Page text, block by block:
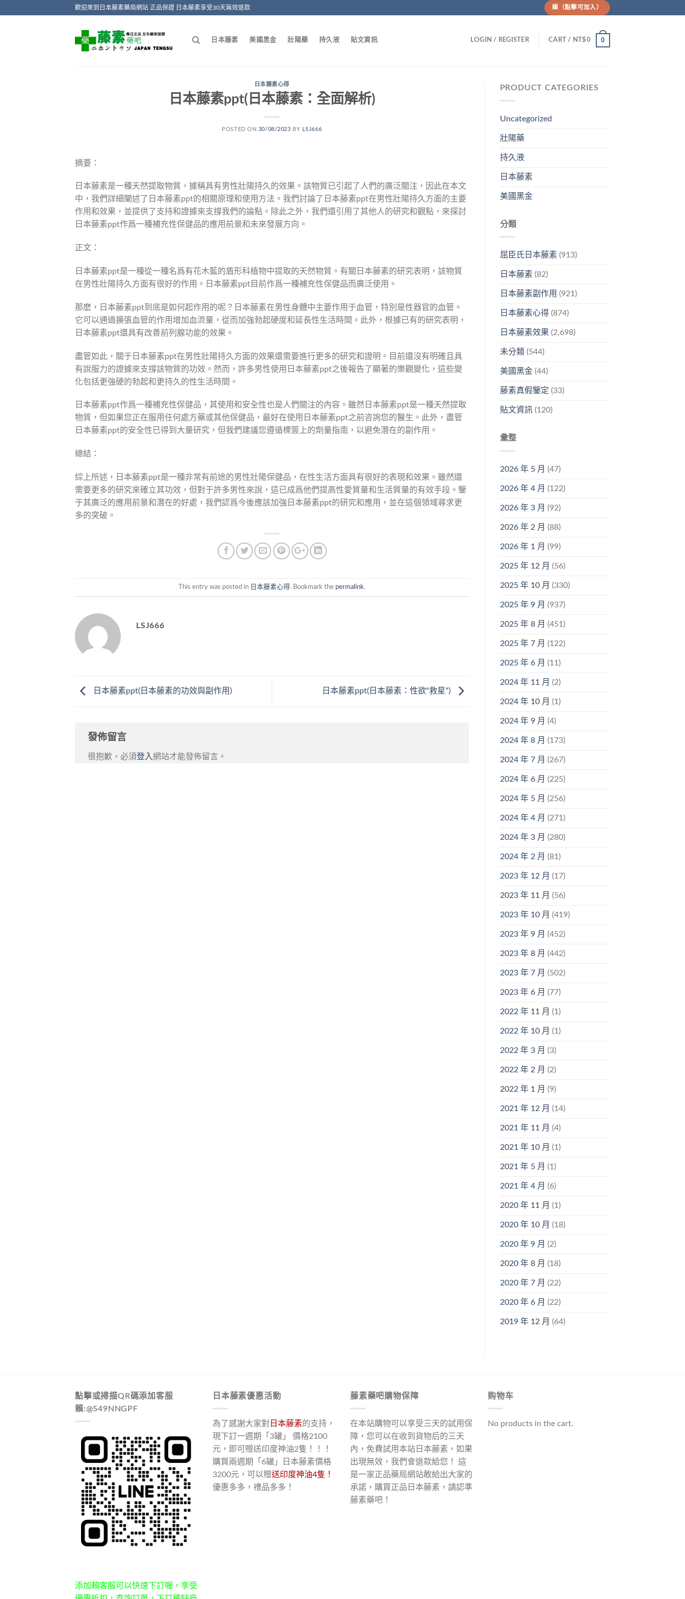
歡迎來到日本藤素藥局網站 正品保證 日本藤素享受30天無效退款 賴（點擊可加入）
日本藤素 美國黑金 壯陽藥 持久液 貼文資訊 LOGIN / REGISTER CART / NT$0 0
日本藤素心得
日本藤素ppt(日本藤素：全面解析)
POSTED ON 30/08/2023 BY LSJ666
摘要：
日本藤素是一種天然提取物質，據稱具有男性壯陽持久的效果。該物質已引起了人們的廣泛關注，因此在本文
中，我們詳細闡述了日本藤素ppt的相關原理和使用方法。我們討論了日本藤素ppt在男性壯陽持久方面的主要
作用和效果，並提供了支持和證據來支撐我們的論點。除此之外，我們還引用了其他人的研究和觀點，來探討
日本藤素ppt作爲一種補充性保健品的應用前景和未來發展方向。
正文：
日本藤素ppt是一種從一種名爲有花木藍的盾形科植物中提取的天然物質。有關日本藤素的研究表明，該物質
在男性壯陽持久方面有很好的作用。日本藤素ppt目前作爲一種補充性保健品而廣泛使用。
那麽，日本藤素ppt到底是如何起作用的呢？日本藤素在男性身體中主要作用于血管，特別是性器官的血管。
它可以通過擴張血管的作用增加血流量，從而加強勃起硬度和延長性生活時間。此外，根據已有的研究表明，
日本藤素ppt還具有改善前列腺功能的效果。
盡管如此，關于日本藤素ppt在男性壯陽持久方面的效果還需要進行更多的研究和證明。目前還沒有明確且具
有說服力的證據來支撐該物質的功效。然而，許多男性使用日本藤素ppt之後報告了顯著的樂觀變化，這些變
化包括更強硬的勃起和更持久的性生活時間。
日本藤素ppt作爲一種補充性保健品，其使用和安全性也是人們關注的內容。雖然日本藤素ppt是一種天然提取
物質，但如果您正在服用任何處方藥或其他保健品，最好在使用日本藤素ppt之前咨詢您的醫生。此外，盡管
日本藤素ppt的安全性已得到大量研究，但我們建議您遵循標簽上的劑量指南，以避免潛在的副作用。
總結：
綜上所述，日本藤素ppt是一種非常有前途的男性壯陽保健品，在性生活方面具有很好的表現和效果。雖然還
需要更多的研究來確立其功效，但對于許多男性來說，這已成爲他們提高性愛質量和生活質量的有效手段。鑒
于其廣泛的應用前景和潛在的好處，我們認爲今後應該加強日本藤素ppt的研究和應用，並在這個領域尋求更
多的突破。
This entry was posted in 日本藤素心得. Bookmark the permalink.
LSJ666
日本藤素ppt(日本藤素的功效與副作用) 日本藤素ppt(日本藤素：性欲“救星”)
發佈留言
很抱歉，必須登入網站才能發佈留言。
PRODUCT CATEGORIES
Uncategorized
壯陽藥
持久液
日本藤素
美國黑金
分類
屈臣氏日本藤素(913)
日本藤素(82)
日本藤素副作用 (921)
日本藤素心得(874)
日本藤素效果 (2,698)
未分類 (544)
美國黑金(44)
藤素真假鑒定 (33)
貼文資訊(120)
彙整
2026 年 5 月 (47)
2026 年 4 月 (122)
2026 年 3 月 (92)
2026 年 2 月 (88)
2026 年 1 月 (99)
2025 年 12 月 (56)
2025 年 10 月 (330)
2025 年 9 月 (937)
2025 年 8 月 (451)
2025 年 7 月 (122)
2025 年 6 月 (11)
2024 年 11 月 (2)
2024 年 10 月 (1)
2024 年 9 月 (4)
2024 年 8 月 (173)
2024 年 7 月 (267)
2024 年 6 月 (225)
2024 年 5 月 (256)
2024 年 4 月 (271)
2024 年 3 月 (280)
2024 年 2 月 (81)
2023 年 12 月 (17)
2023 年 11 月 (56)
2023 年 10 月 (419)
2023 年 9 月 (452)
2023 年 8 月 (442)
2023 年 7 月 (502)
2023 年 6 月 (77)
2022 年 11 月 (1)
2022 年 10 月 (1)
2022 年 3 月 (3)
2022 年 2 月 (2)
2022 年 1 月 (9)
2021 年 12 月 (14)
2021 年 11 月 (4)
2021 年 10 月 (1)
2021 年 5 月 (1)
2021 年 4 月 (6)
2020 年 11 月 (1)
2020 年 10 月 (18)
2020 年 9 月 (2)
2020 年 8 月 (18)
2020 年 7 月 (22)
2020 年 6 月 (22)
2019 年 12 月 (64)
點擊或掃描QR碼添加客服
賴:@549NNGPF
添加賴客服可以快速下訂喔，享受
日本藤素優惠活動
為了感謝大家對 日本藤素的支持，
現下訂一週期「3罐」 價格2100
元，即可贈送印度神油2隻！！！
購買兩週期「6罐」日本藤素價格
3200元，可以贈送印度神油4隻！
優惠多多，禮品多多！
藤素藥吧購物保障
在本站購物可以享受三天的試用保
障，您可以在收到貨物后的三天
內，免費試用本站日本藤素，如果
出現無效，我們會退款給您！ 這
是一家正品藥局網站敢給出大家的
承諾，購買正品日本藤素，請認準
藤素藥吧！
购物车
No products in the cart.